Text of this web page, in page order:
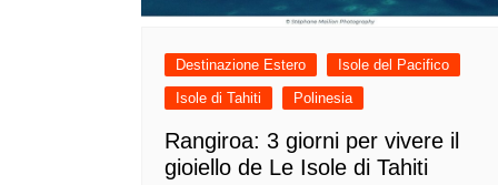
Destinazione Estero
Isole del Pacifico
Isole di Tahiti
Polinesia
Rangiroa: 3 giorni per vivere il
gioiello de Le Isole di Tahiti